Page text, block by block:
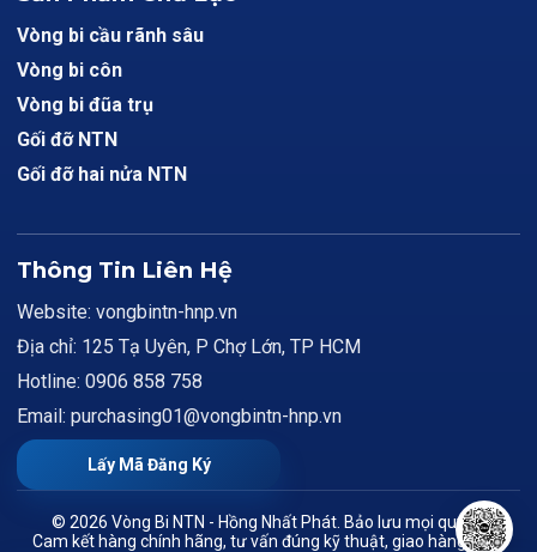
Vòng bi cầu rãnh sâu
Vòng bi côn
Vòng bi đũa trụ
Gối đỡ NTN
Gối đỡ hai nửa NTN
Thông Tin Liên Hệ
Website: vongbintn-hnp.vn
Địa chỉ: 125 Tạ Uyên, P Chợ Lớn, TP HCM
Hotline: 0906 858 758
Email: purchasing01@vongbintn-hnp.vn
Lấy Mã Đăng Ký
© 2026 Vòng Bi NTN - Hồng Nhất Phát. Bảo lưu mọi quyền.
Cam kết hàng chính hãng, tư vấn đúng kỹ thuật, giao hàng toàn